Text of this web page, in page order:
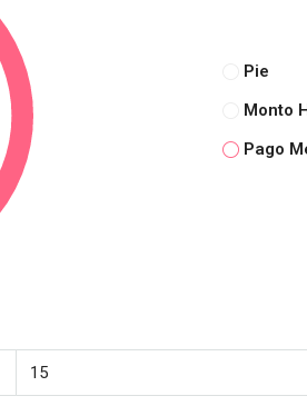
Pie
Monto
Pago